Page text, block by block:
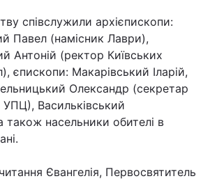
співслужили архієпископи:
Павел (намісник Лаври),
Антоній (ректор Київських
єпископи: Макарівський Іларій,
Олександр (секретар
Васильківський
також насельники обителі в
Євангелія, Первосвятитель